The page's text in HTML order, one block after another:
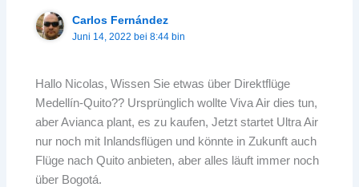
Carlos Fernández
Juni 14, 2022 bei 8:44 bin
Hallo Nicolas, Wissen Sie etwas über Direktflüge
Medellín-Quito?? Ursprünglich wollte Viva Air dies tun,
aber Avianca plant, es zu kaufen, Jetzt startet Ultra Air
nur noch mit Inlandsflügen und könnte in Zukunft auch
Flüge nach Quito anbieten, aber alles läuft immer noch
über Bogotá.